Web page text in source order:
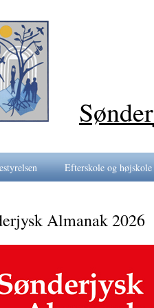
Sønder
Efterskole og højskole
Almanak 2026